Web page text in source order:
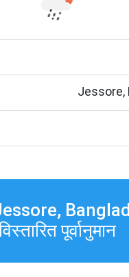
Jessore,
पूर्वानुमान